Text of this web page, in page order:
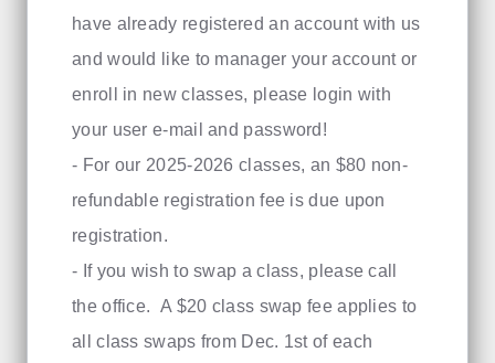
have already registered an account with us
and would like to manager your account or
enroll in new classes, please login with
your user e-mail and password!
- For our 2025-2026 classes, an $80 non-
refundable registration fee is due upon
registration.
- If you wish to swap a class, please call
the office. A $20 class swap fee applies to
all class swaps from Dec. 1st of each